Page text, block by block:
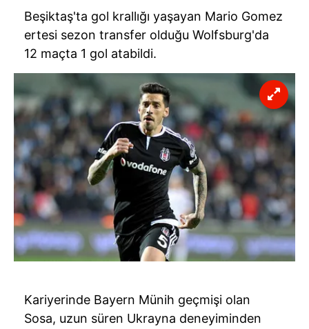
Beşiktaş'ta gol krallığı yaşayan Mario Gomez
ertesi sezon transfer olduğu Wolfsburg'da
12 maçta 1 gol atabildi.
Kariyerinde Bayern Münih geçmişi olan
Sosa, uzun süren Ukrayna deneyiminden